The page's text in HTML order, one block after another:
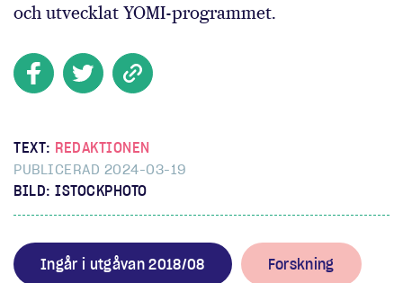
och utvecklat YOMI-programmet.
TEXT: REDAKTIONEN
PUBLICERAD 2024-03-19
BILD: ISTOCKPHOTO
Ingår i utgåvan 2018/08 Forskning